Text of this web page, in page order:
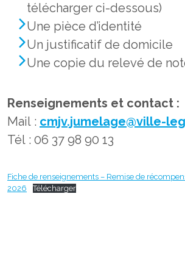
télécharger ci-dessous)
Une pièce d’identité
Un justificatif de domicile
Une copie du relevé de
Renseignements et contact :
Mail : cmjv.jumelage@ville-
Tél : 06 37 98 90 13
Fiche de renseignements – Remise de
2026
Télécharger